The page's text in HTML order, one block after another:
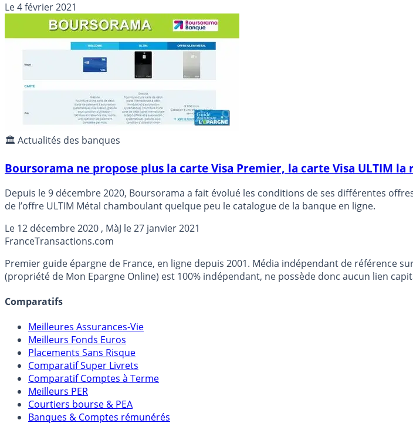
Le4 février 2021
🏛️ Actualités des banques
Boursorama ne propose plus la carte Visa Premier, la carte Visa ULTIM la
Depuis le 9 décembre 2020, Boursorama a fait évolué les conditions de ses différentes
de l’offre ULTIM Métal chamboulant quelque peu le catalogue de la banque en ligne.
Le 12 décembre 2020 , MàJ le27 janvier 2021
FranceTransactions.com
Premier guide épargne de France, en ligne depuis 2001. Média indépendant de référence
(propriété de Mon Epargne Online) est 100% indépendant, ne possède donc aucun lien
Comparatifs
Meilleures Assurances-Vie
Meilleurs Fonds Euros
Placements Sans Risque
Comparatif Super Livrets
Comparatif Comptes à Terme
Meilleurs PER
Courtiers bourse & PEA
Banques & Comptes rémunérés